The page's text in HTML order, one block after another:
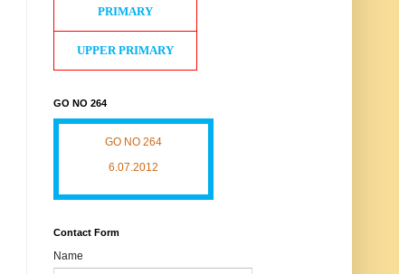
PRIMARY
UPPER PRIMARY
GO NO 264
GO NO 264
6.07.2012
Contact Form
Name